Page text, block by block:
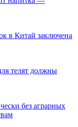
в Китай заключена
телят должны
без аграрных